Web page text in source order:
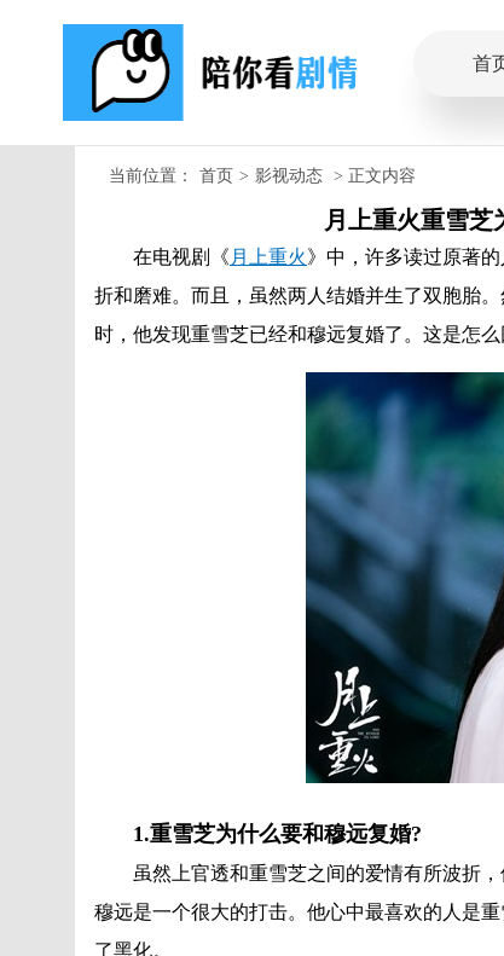
首
当前位置： 首页 > 影视动态 > 正文内容
月上重火重雪芝
在电视剧《 月上重火》中，许多读过原著
折和磨难。而且，虽然两人结婚并生了双胞胎
时，他发现重雪芝已经和穆远复婚了。这是怎
1.重雪芝为什么要和穆远复婚?
虽然上官透和重雪芝之间的爱情有所波折，
穆远是一个很大的打击。他心中最喜欢的人是
了黑化。